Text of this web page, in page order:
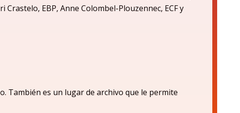
EBP, Anne Colombel-Plouzennec, ECFy
También es un lugar de archivo que le permite